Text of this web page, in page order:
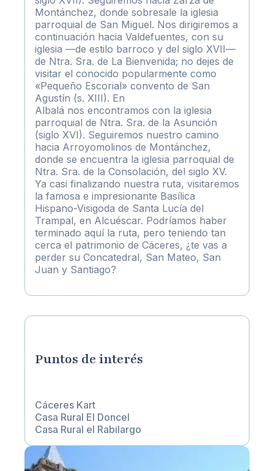
Montánchez, donde sobresale la iglesia
parroquial de San Miguel. Nos dirigiremos a
continuación hacia Valdefuentes, con su
iglesia —de estilo barroco y del siglo XVII—
de Ntra. Sra. de La Bienvenida; no dejes de
visitar el conocido popularmente como
«Pequeño Escorial» convento de San
Agustín (s. XIII). En
Albalá nos encontramos con la iglesia
parroquial de Ntra. Sra. de la Asunción
(siglo XVI). Seguiremos nuestro camino
hacia Arroyomolinos de Montánchez,
donde se encuentra la iglesia parroquial de
Ntra. Sra. de la Consolación, del siglo XV.
Ya casi finalizando nuestra ruta, visitaremos
la famosa e impresionante Basílica
Hispano-Visigoda de Santa Lucía del
Trampal, en Alcuéscar. Podríamos haber
terminado aquí la ruta, pero teniendo tan
cerca el patrimonio de Cáceres, ¿te vas a
perder su Concatedral, San Mateo, San
Juan y Santiago?
Puntos de interés
Cáceres Kart
Casa Rural El Doncel
Casa Rural el Rabilargo